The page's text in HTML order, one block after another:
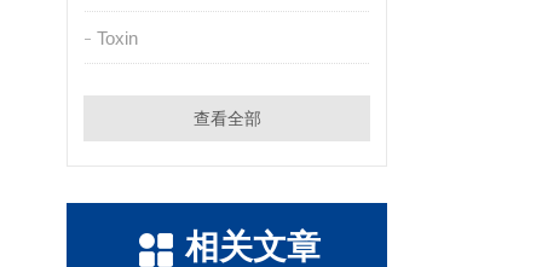
Toxin
查看全部
相关文章